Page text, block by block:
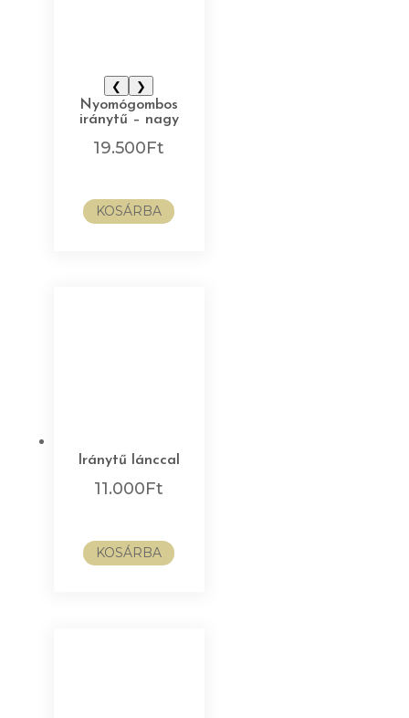
❮
❯
Nyomógombos
iránytű – nagy
19.500Ft
KOSÁRBA
Iránytű lánccal
11.000Ft
KOSÁRBA